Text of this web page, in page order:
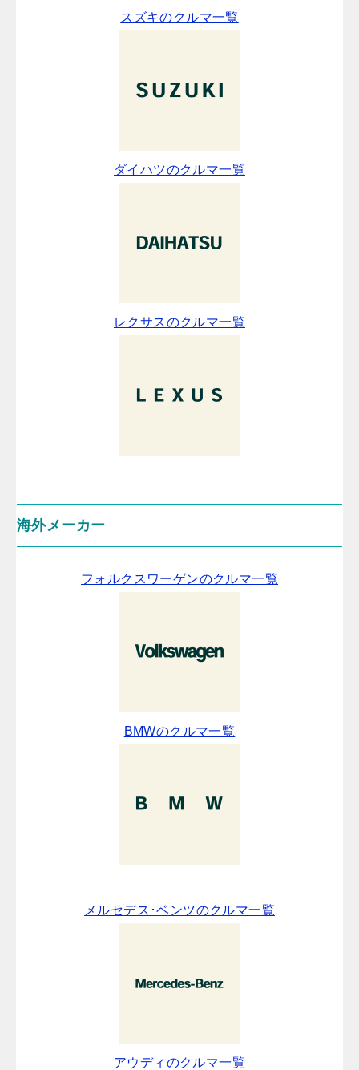
スズキのクルマ一覧
ダイハツのクルマ一覧
レクサスのクルマ一覧
海外メーカー
フォルクスワーゲンのクルマ一覧
BMWのクルマ一覧
メルセデス･ベンツのクルマ一覧
アウディのクルマ一覧